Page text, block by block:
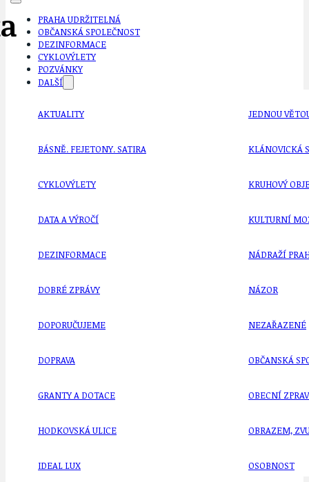
PRAHA UDRŽITELNÁ
OBČANSKÁ SPOLEČNOST
DEZINFORMACE
CYKLOVÝLETY
POZVÁNKY
DALŠÍ
AKTUALITY
BÁSNĚ. FEJETONY. SATIRA
CYKLOVÝLETY
DATA A VÝROČÍ
DEZINFORMACE
DOBRÉ ZPRÁVY
DOPORUČUJEME
DOPRAVA
GRANTY A DOTACE
HODKOVSKÁ ULICE
IDEAL LUX
JEDNOU
KLÁNOVICKÁ
KRUHOVÝ
KULTURNÍ
NÁDRAŽÍ
NÁZOR
NEZAŘAZENÉ
OBČANSKÁ
OBECNÍ
OBRAZEM,
OSOBNOST